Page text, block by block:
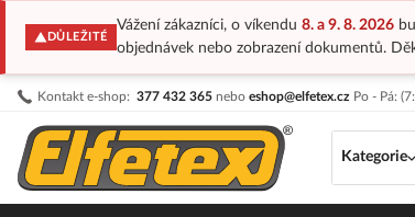
DŮLEŽITÉ
Vážení zákazníci, o víkendu 8. a 9. 8. 2026
objednávek nebo zobrazení dokumentů.
Kontakt e-shop: 377 432 365 nebo eshop@elfetex.cz Po - Pá:
Přejít
obsah
Kategorie